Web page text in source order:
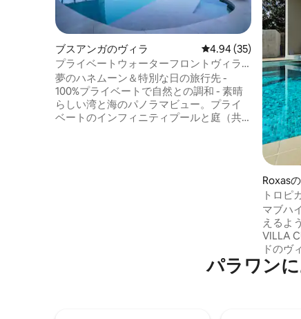
ブスアンガのヴィラ レビュー35件、5つ
4.94 (35)
プライベートウォーターフロントヴィラ
220㎡、プール付きの極上のラグジュアリ
ー
夢のハネムーン＆特別な日の旅行先 -
100%プライベートで自然との調和 - 素晴
らしい湾と海のパノラマビュー。プライ
ベートのインフィニティプールと庭（共
バスルーム、グルメキッチンがありま
す。広々としたオープンプランのリビン
Roxas
トロピカ
ト | オ
マブハ
えるよ
VILLA
ドのヴ
ピカル
ラで、
パラワン